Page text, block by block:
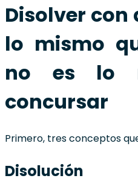
Disolver con
lo mismo
no es lo
concursar
Primero, tres conceptos
Disolución